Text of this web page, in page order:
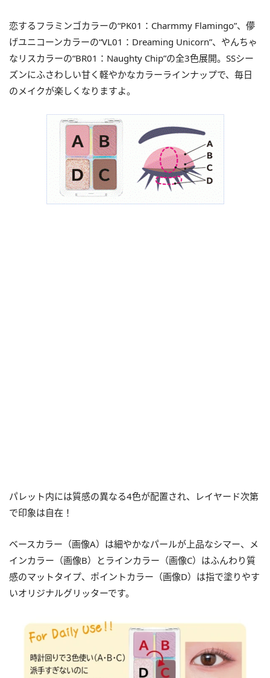
恋するフラミンゴカラーの“PK01：Charmmy Flamingo”、儚
げユニコーンカラーの“VL01：Dreaming Unicorn”、やんちゃ
なリスカラーの“BR01：Naughty Chip”の全3色展開。SSシー
ズンにふさわしい甘く軽やかなカラーラインナップで、毎日
のメイクが楽しくなりますよ。
パレット内には質感の異なる4色が配置され、レイヤード次第
で印象は自在！
ベースカラー（画像A）は細やかなパールが上品なシマー、メ
インカラー（画像B）とラインカラー（画像C）はふんわり質
感のマットタイプ、ポイントカラー（画像D）は指で塗りやす
いオリジナルグリッターです。